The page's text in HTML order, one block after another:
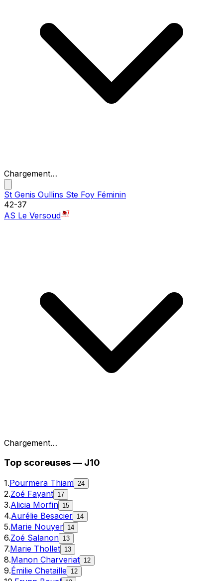
Chargement…
St Genis Oullins Ste Foy Féminin
42-37
AS Le Versoud
Chargement…
Top scoreuses— J10
1.Pourmera Thiam 24
2.Zoé Fayant 17
3.Alicia Morfin 15
4.Aurélie Besacier 14
5.Marie Nouyer 14
6.Zoé Salanon 13
7.Marie Thollet 13
8.Manon Charveriat 12
9.Émilie Chetaille 12